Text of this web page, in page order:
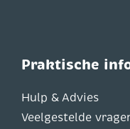
Praktische
Hulp & Advies
Veelgestelde